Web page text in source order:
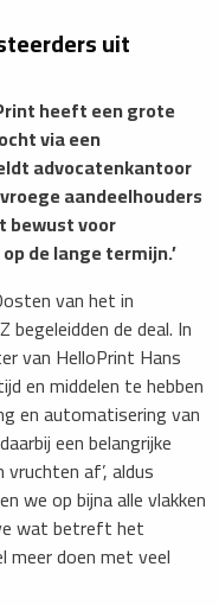
uit
heeft een grote
via een
advocatenkantoor
vroege aandeelhouders
bewust voor
de lange termijn.’
van het in
de deal. In
van HelloPrint Hans
en middelen te hebben
en automatisering van
een belangrijke
af’, aldus
we op bijna alle vlakken
wat betreft het
meer doen met veel